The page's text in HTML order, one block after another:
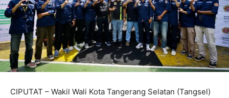
CIPUTAT – Wakil Wali Kota Tangerang Selatan (Tangsel)